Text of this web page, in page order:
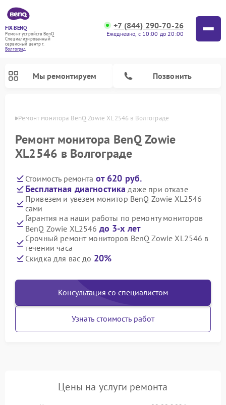
FIX-BENQ
Ремонт устройств BenQ
Специализированный
cервисный центр г.
Волгоград
+7 (844) 290-70-26
Ежедневно, с 10:00 до 20:00
Мы ремонтируем Позвонить
Ремонт монитора BenQ Zowie XL2546 в Волгограде
Ремонт монитора BenQ Zowie
XL2546 в Волгограде
Стоимость ремонта от 620 руб.
Бесплатная диагностика даже при отказе
Привезем и увезем монитор BenQ Zowie XL2546
сами
Гарантия на наши работы по ремонту мониторов
BenQ Zowie XL2546 до 3-х лет
Срочный ремонт мониторов BenQ Zowie XL2546 в
течении часа
Скидка для вас до 20%
Консультация со специалистом
Узнать стоимость работ
Цены на услуги ремонта